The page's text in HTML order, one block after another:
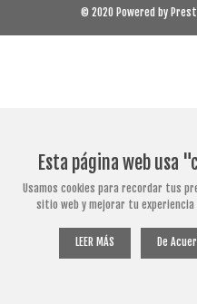
© 2020 Powered by
Esta página web usa
Usamos cookies para recordar tus
sitio web y mejorar tu experiencia
LEER MÁS De